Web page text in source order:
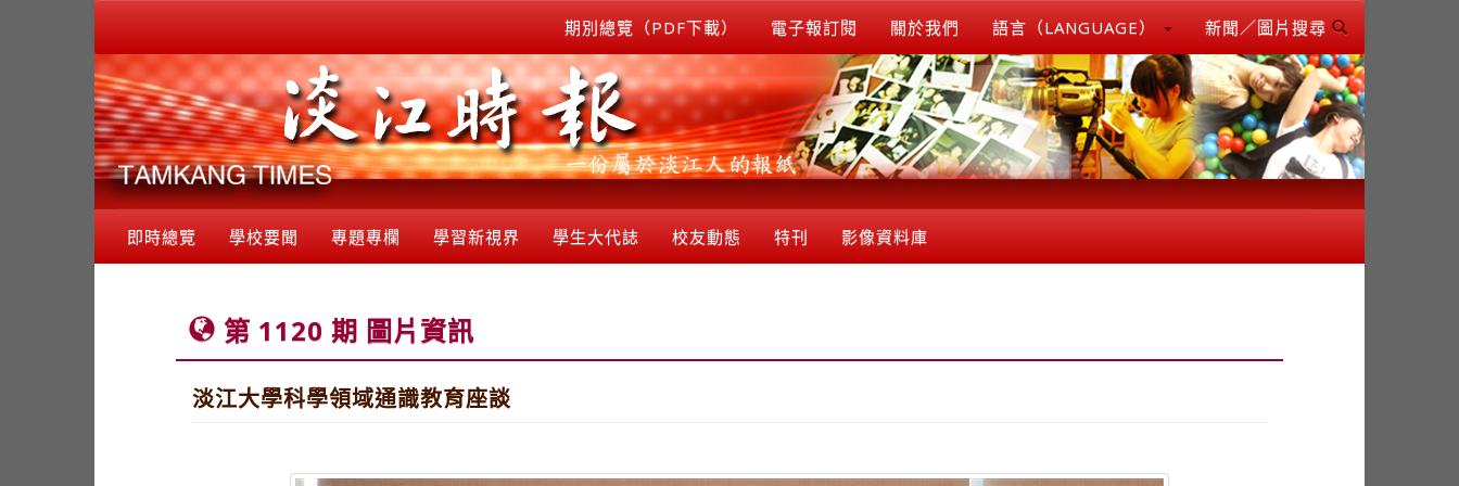
期別總覽（PDF下載） 電子報訂閱 關於我們 語言（LANGUAGE） 新聞／圖片搜尋
即時總覽 學校要聞 專題專欄 學習新視界 學生大代誌 校友動態 特刊 影像資料庫
第 1120 期 圖片資訊
淡江大學科學領域通識教育座談